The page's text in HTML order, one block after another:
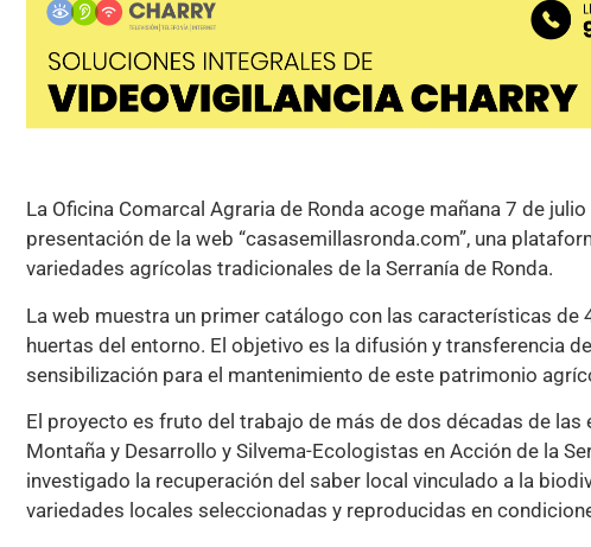
La Oficina Comarcal Agraria de Ronda acoge mañana 7 de
presentación de la web “casasemillasronda.com”, una
variedades agrícolas tradicionales de la Serranía de Ronda.
La web muestra un primer catálogo con las características
huertas del entorno. El objetivo es la difusión y transferencia
sensibilización para el mantenimiento de este patrimonio
El proyecto es fruto del trabajo de más de dos décadas de las
Montaña y Desarrollo y Silvema-Ecologistas en Acción de la
investigado la recuperación del saber local vinculado a la
variedades locales seleccionadas y reproducidas en